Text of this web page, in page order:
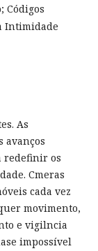
Códigos
Intimidade
As
avanços
redefinir os
Cmeras
cada vez
movimento,
e vigilncia
impossível